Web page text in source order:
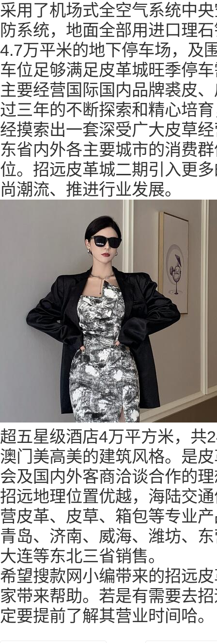
采用了机场式全空气系统中
防系统，地面全部用进口理
4.7万平米的地下停车场，及
车位足够满足皮革城旺季停
主要经营国际国内品牌裘皮
过三年的不断探索和精心培
经摸索出一套深受广大皮草
东省内外各主要城市的消费
位。招远皮革城二期引入更
尚潮流、推进行业发展。
超五星级酒店4万平方米，共
澳门美高美的建筑风格。是
会及国内外客商洽谈合作的
招远地理位置优越，海陆交
营皮革、皮草、箱包等专业
青岛、济南、威海、潍坊、
大连等东北三省销售。
希望搜款网小编带来的招远
家带来帮助。若是有需要去
定要提前了解其营业时间哈。